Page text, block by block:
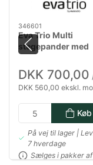
346601
Eva Trio Multi
stegepander med
Mosaic keramisk
Let belægning - 24
cm
DKK 700,00
DKK 560,00 ekskl.
På vej til lager |
7 hverdage
Sælges i pakker